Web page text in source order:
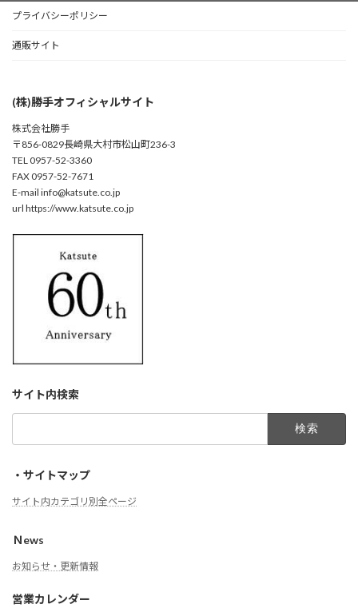
プライバシーポリシー
通販サイト
(株)勝手オフィシャルサイト
株式会社勝手
〒856-0829長崎県大村市松山町236-3
TEL 0957-52-3360
FAX 0957-52-7671
E-mail info@katsute.co.jp
url https://www.katsute.co.jp
サイト内検索
・サイトマップ
サイト内カテゴリ別全ページ
Ｎews
お知らせ・更新情報
営業カレンダー